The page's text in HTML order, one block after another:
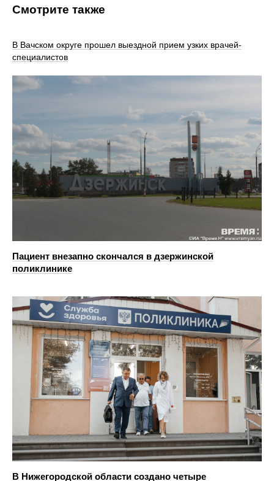
Смотрите также
В Вачском округе прошел выездной прием узких врачей-
специалистов
Пациент внезапно скончался в дзержинской
поликлинике
В Нижегородской области создано четыре